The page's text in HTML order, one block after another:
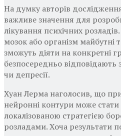
На думку авторів
важливе значення для
лікування психічних
мозок або організм майбутні
зможуть діяти на конкретні
безпосередньо відповідають
чи депресії.
Хуан Лерма наголосив, що
нейронні контури може
локалізованою стратегією
розладами. Хоча результати